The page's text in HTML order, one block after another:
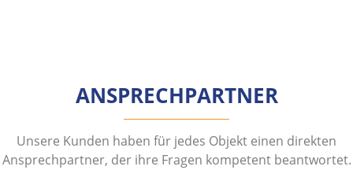
ANSPRECHPARTNER
Unsere Kunden haben für jedes Objekt einen direkten
Ansprechpartner, der ihre Fragen kompetent beantwortet.